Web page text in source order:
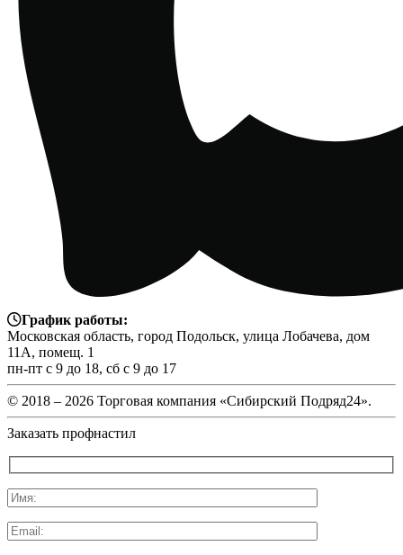
График работы:
Московская область, город Подольск, улица Лобачева, дом
11А, помещ. 1
пн-пт с 9 до 18, сб с 9 до 17
© 2018 – 2026 Торговая компания «Сибирский Подряд24».
Заказать профнастил